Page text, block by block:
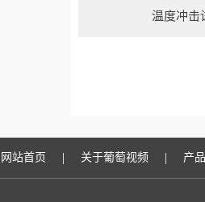
温度冲击
网站首页 | 关于葡萄视频 | 产